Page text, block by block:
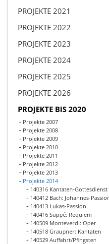
PROJEKTE 2021
PROJEKTE 2022
PROJEKTE 2023
PROJEKTE 2024
PROJEKTE 2025
PROJEKTE 2026
PROJEKTE BIS 2020
Projekte 2007
Projekte 2008
Projekte 2009
Projekte 2010
Projekte 2011
Projekte 2012
Projekte 2013
Projekte 2014
140316 Kantaten-Gottesdienst
140412 Bach: Johannes-
140413 Lukas-Passion
140416 Suppé: Requiem
140509 Monteverdi: Oper
140518 Graupner: Kantaten
140529 Auffahrt/Pfingsten